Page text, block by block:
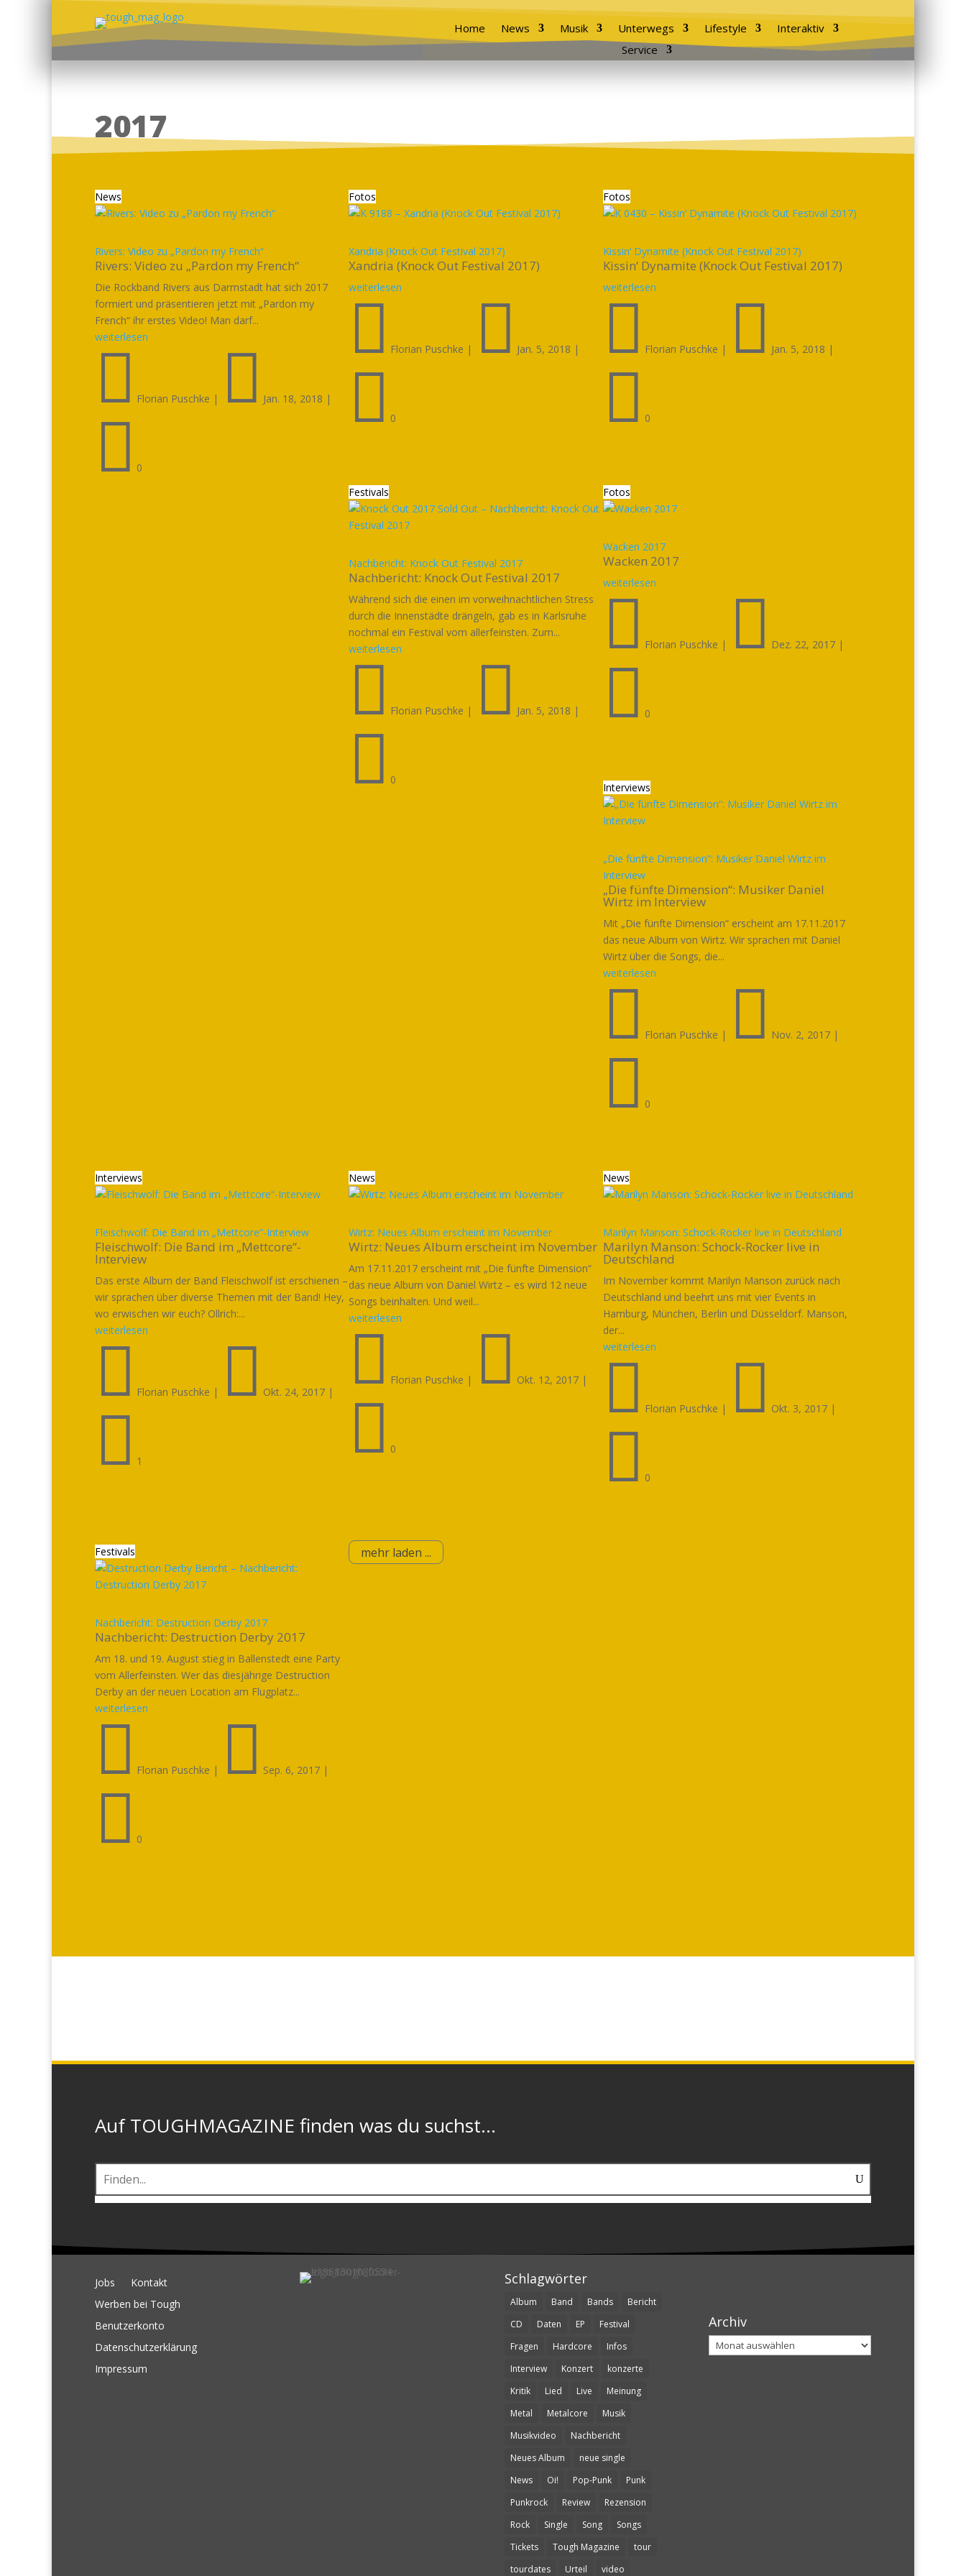
Home News Musik Unterwegs Lifestyle
Interaktiv
Service
2017
News
Rivers: Video zu „Pardon my French“
Rivers: Video zu „Pardon my French“
Die Rockband Rivers aus Darmstadt hat sich 2017
formiert und präsentieren jetzt mit „Pardon my
French“ ihr erstes Video! Man darf...
weiterlesen
 Florian Puschke |  Jan. 18, 2018 |
 0
Fotos
Xandria (Knock Out Festival 2017)
Xandria (Knock Out Festival 2017)
weiterlesen
 Florian Puschke |  Jan. 5, 2018 |
 0
Fotos
Kissin‘ Dynamite (Knock Out Festival 2017)
Kissin‘ Dynamite (Knock Out Festival 2017)
weiterlesen
 Florian Puschke |  Jan. 5, 2018 |
 0
Festivals
Nachbericht: Knock Out Festival 2017
Nachbericht: Knock Out Festival 2017
Während sich die einen im vorweihnachtlichen Stress
durch die Innenstädte drängeln, gab es in Karlsruhe
nochmal ein Festival vom allerfeinsten. Zum...
weiterlesen
 Florian Puschke |  Jan. 5, 2018 |
 0
Fotos
Wacken 2017
Wacken 2017
weiterlesen
 Florian Puschke |  Dez. 22, 2017|
 0
Interviews
„Die fünfte Dimension“: Musiker Daniel Wirtz im
Interview
„Die fünfte Dimension“: Musiker Daniel
Wirtz im Interview
Mit „Die fünfte Dimension“ erscheint am 17.11.2017
das neue Album von Wirtz. Wir sprachen mit Daniel
Wirtz über die Songs, die...
weiterlesen
 Florian Puschke |  Nov. 2, 2017|
 0
Interviews
Fleischwolf: Die Band im „Mettcore“-Interview
Fleischwolf: Die Band im „Mettcore“-
Interview
Das erste Album der Band Fleischwolf ist erschienen –
wir sprachen über diverse Themen mit der Band! Hey,
wo erwischen wir euch? Ollrich:...
weiterlesen
 Florian Puschke |  Okt. 24, 2017 |
 1
News
Wirtz: Neues Album erscheint im November
Wirtz: Neues Album erscheint im November
Am 17.11.2017 erscheint mit „Die fünfte Dimension“
das neue Album von Daniel Wirtz – es wird 12 neue
Songs beinhalten. Und weil...
weiterlesen
 Florian Puschke |  Okt. 12, 2017 |
 0
News
Marilyn Manson: Schock-Rocker live in Deutschland
Marilyn Manson: Schock-Rocker live in
Deutschland
Im November kommt Marilyn Manson zurück nach
Deutschland und beehrt uns mit vier Events in
Hamburg, München, Berlin und Düsseldorf. Manson,
der...
weiterlesen
 Florian Puschke |  Okt. 3, 2017|
 0
Festivals
Nachbericht: Destruction Derby 2017
Nachbericht: Destruction Derby 2017
Am 18. und 19. August stieg in Ballenstedt eine Party
vom Allerfeinsten. Wer das diesjährige Destruction
Derby an der neuen Location am Flugplatz...
weiterlesen
 Florian Puschke |  Sep. 6, 2017 |
 0
mehr laden ...
Auf TOUGHMAGAZINE finden was du suchst...
Jobs
Kontakt
Werben bei Tough
Benutzerkonto
Datenschutzerklärung
Impressum
Schlagwörter
Album Band Bands
Bericht
CD
Daten EP
Festival
Fragen
Hardcore
Infos
Interview
Konzert
konzerte
Kritik
Lied Live
Meinung
Metal
Metalcore
Musik
Musikvideo
Nachbericht
Neues Album
neue single
News
Oi! Pop-Punk
Punk
Punkrock
Review
Rezension
Rock
Single Song
Songs
Tickets
Tough Magazine
tour
tourdates
Urteil video
Archiv
Archiv